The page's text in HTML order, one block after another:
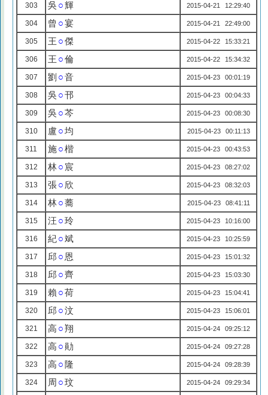
303 吳 ○輝 2015-04-21 12:29:40
304 曾 ○宴 2015-04-21 22:49:00
305 王 ○傑 2015-04-22 15:33:21
306 王 ○倫 2015-04-22 15:34:32
307 劉 ○音 2015-04-23 00:01:19
308 吳 ○邗 2015-04-23 00:04:33
309 吳 ○芩 2015-04-23 00:08:30
310 盧 ○均 2015-04-23 00:11:13
311 施○楷 2015-04-23 00:43:53
312 林○ 宸 2015-04-23 08:27:02
313 張○ 欣 2015-04-23 08:32:03
314 林○蕎 2015-04-23 08:41:11
315 汪 ○玲 2015-04-23 10:16:00
316 紀○斌 2015-04-23 10:25:59
317 邱 ○ 恩 2015-04-23 15:01:32
318 邱 ○齊 2015-04-23 15:03:30
319 賴 ○荷 2015-04-23 15:04:41
320 邱 ○汶 2015-04-23 15:06:01
321 高 ○翔 2015-04-24 09:25:12
322 高 ○ 勛 2015-04-24 09:27:28
323 高 ○ 隆 2015-04-24 09:28:39
324 周 ○玟 2015-04-24 09:29:34